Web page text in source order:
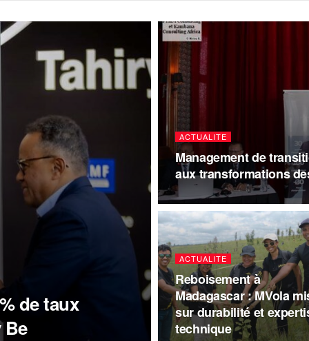
de taux
Be
ACTUALITE
Management de
aux transformations
ACTUALITE
Reboisement à
Madagascar : MVola
sur durabilité et
technique